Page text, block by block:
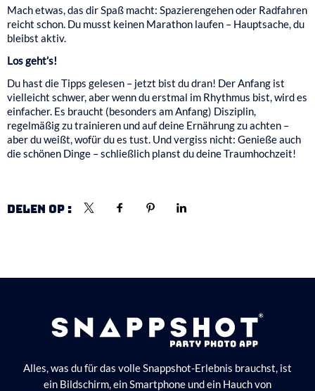
Mach etwas, das dir Spaß macht: Spazierengehen oder Radfahren
reicht schon. Du musst keinen Marathon laufen – Hauptsache, du
bleibst aktiv.
Los geht’s!
Du hast die Tipps gelesen – jetzt bist du dran! Der Anfang ist
vielleicht schwer, aber wenn du erstmal im Rhythmus bist, wird es
einfacher. Es braucht (besonders am Anfang) Disziplin,
regelmäßig zu trainieren und auf deine Ernährung zu achten –
aber du weißt, wofür du es tust. Und vergiss nicht: Genieße auch
die schönen Dinge – schließlich planst du deine Traumhochzeit!
DELEN OP :
Alles, was du für das volle Snappshot-Erlebnis brauchst, ist
ein Bildschirm, ein Smartphone und ein Hauch von